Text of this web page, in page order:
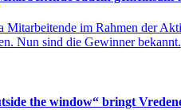
im Rahmen der
Nun sind die Gewinner bekannt.
the window“ bringt